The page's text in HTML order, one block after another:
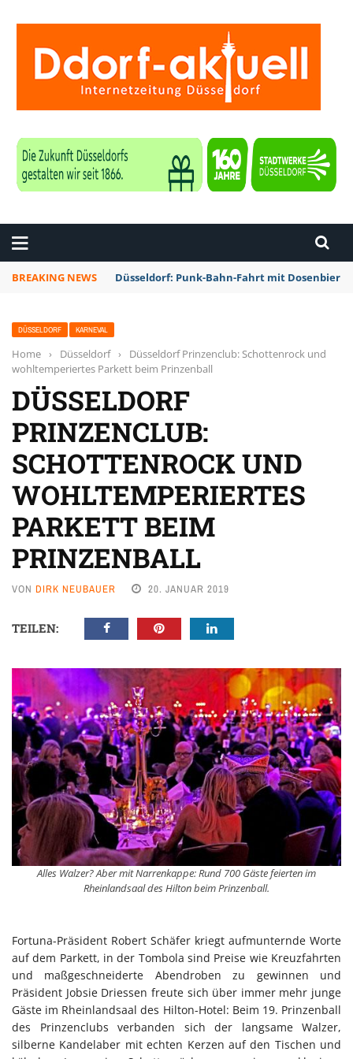
BREAKING NEWS Düsseldorf: Punk-Bahn-Fahrt mit Dosenbier
DÜSSELDORF KARNEVAL
Home › Düsseldorf ›
Düsseldorf Prinzenclub: Schottenrock und
wohltemperiertes Parkett beim Prinzenball
DÜSSELDORF
PRINZENCLUB:
SCHOTTENROCK UND
WOHLTEMPERIERTES
PARKETT BEIM
PRINZENBALL
VON DIRK NEUBAUER 20. JANUAR 2019
TEILEN:
Alles Walzer? Aber mit Narrenkappe: Rund 700 Gäste feierten im
Rheinlandsaal des Hilton beim Prinzenball.
Fortuna-Präsident Robert Schäfer kriegt aufmunternde Worte
auf dem Parkett, in der Tombola sind Preise wie Kreuzfahrten
und maßgeschneiderte Abendroben zu gewinnen und
Präsident Jobsie Driessen freute sich über immer mehr junge
Gäste im Rheinlandsaal des Hilton-Hotel: Beim 19. Prinzenball
des Prinzenclubs verbanden sich der langsame Walzer,
silberne Kandelaber mit echten Kerzen auf den Tischen und